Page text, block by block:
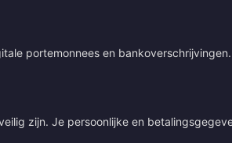
portemonnees en
zijn. Je persoonlijke en